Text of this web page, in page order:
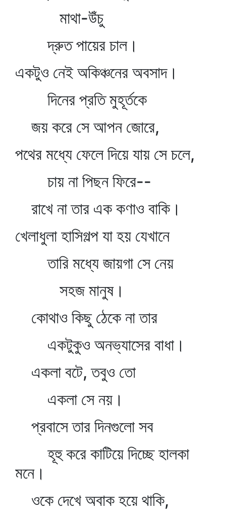
মাথা-উঁচু
দ্রুত পায়ের চাল।
একটুও নেই অকিঞ্চনের অবসাদ।
দিনের প্রতি মুহূর্তকে
জয় করে সে আপন জোরে,
পথের মধ্যে ফেলে দিয়ে যায় সে চলে,
চায় না পিছন ফিরে--
রাখে না তার এক কণাও বাকি।
খেলাধুলা হাসিগল্প যা হয় যেখানে
তারি মধ্যে জায়গা সে নেয়
সহজ মানুষ।
কোথাও কিছু ঠেকে না তার
একটুকুও অনভ্যাসের বাধা।
একলা বটে, তবুও তো
একলা সে নয়।
প্রবাসে তার দিনগুলো সব
হূহু করে কাটিয়ে দিচ্ছে হালকা
মনে।
ওকে দেখে অবাক হয়ে থাকি,